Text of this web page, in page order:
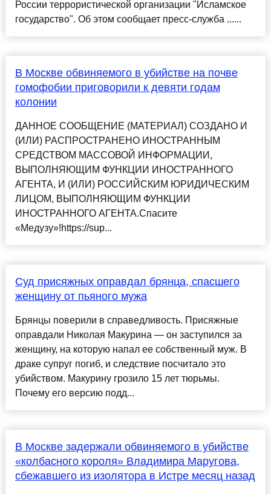
России террористической организации "Исламское
государство". Об этом сообщает пресс-служба ......
В Москве обвиняемого в убийстве на почве
гомофобии приговорили к девяти годам
колонии
ДАННОЕ СООБЩЕНИЕ (МАТЕРИАЛ) СОЗДАНО И
(ИЛИ) РАСПРОСТРАНЕНО ИНОСТРАННЫМ
СРЕДСТВОМ МАССОВОЙ ИНФОРМАЦИИ,
ВЫПОЛНЯЮЩИМ ФУНКЦИИ ИНОСТРАННОГО
АГЕНТА, И (ИЛИ) РОССИЙСКИМ ЮРИДИЧЕСКИМ
ЛИЦОМ, ВЫПОЛНЯЮЩИМ ФУНКЦИИ
ИНОСТРАННОГО АГЕНТА.Спасите
«Медузу»!https://sup...
Суд присяжных оправдал брянца, спасшего
женщину от пьяного мужа
Брянцы поверили в справедливость. Присяжные
оправдали Николая Макурина — он заступился за
женщину, на которую напал ее собственный муж. В
драке супруг погиб, и следствие посчитало это
убийством. Макурину грозило 15 лет тюрьмы.
Почему его версию подд...
В Москве задержали обвиняемого в убийстве
«колбасного короля» Владимира Маругова,
сбежавшего из изолятора в Истре месяц назад